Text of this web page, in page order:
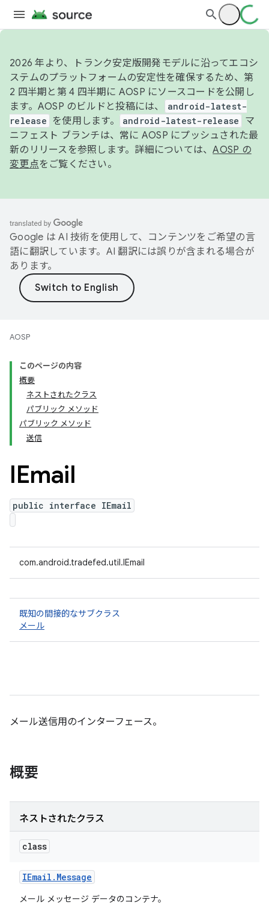
2026 年より、トランク安定版開発モデルに沿ってエコシ
ステムのプラットフォームの安定性を確保するため、第
2 四半期と第 4 四半期に AOSP にソースコードを公開し
ます。AOSP のビルドと投稿には、
android-latest-
release
を使用します。 android-latest-release
マ
ニフェスト ブランチは、常に AOSP にプッシュされた最
新のリリースを参照します。詳細については、AOSP の
変更点をご覧ください。
Google は AI 技術を使用して、コンテンツをご希望の言
語に翻訳しています。AI 翻訳には誤りが含まれる場合が
あります。
AOSP
このページの内容
概要
ネストされたクラス
パブリック メソッド
パブリック メソッド
送信
IEmail
public interface IEmail
com.android.tradefed.util.IEmail
既知の間接的なサブクラス
メール
メール送信用のインターフェース。
概要
ネストされたクラス
class
IEmail . Message
メール メッセージ データのコンテナ。